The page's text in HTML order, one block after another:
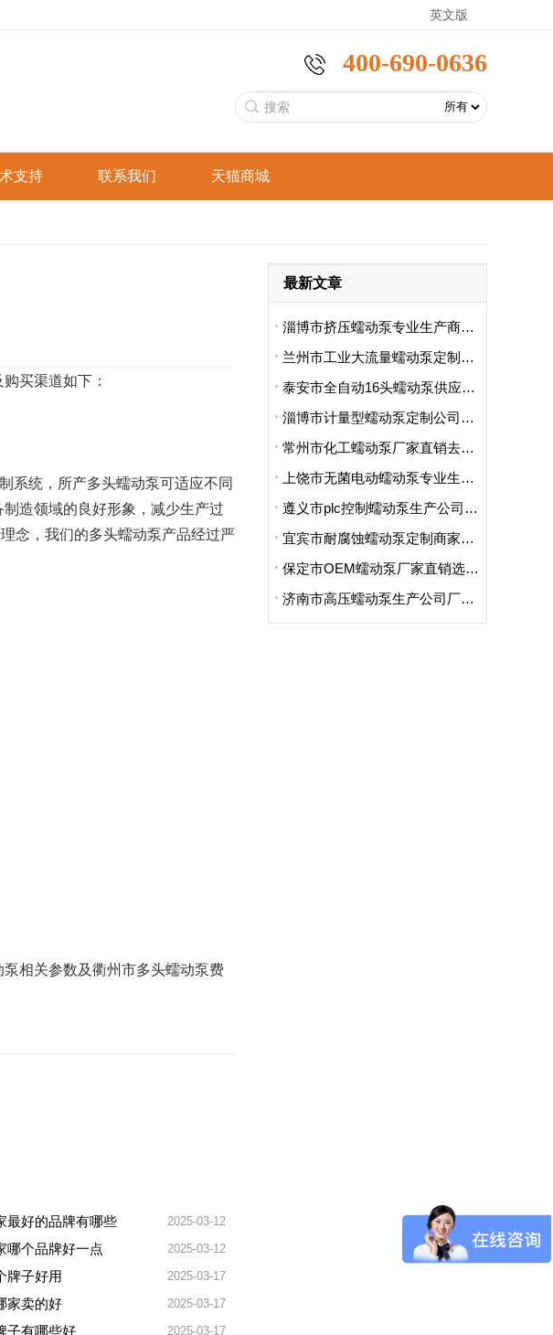
英文版
400-690-0636
标准型蠕动泵
支持 联系我们 天猫商城
买渠道如下：
系统，所产多头蠕动泵可适应不同
造领域的良好形象，减少生产过
念，我们的多头蠕动泵产品经过严
相关参数及衢州市多头蠕动泵费
2025-03-12
最好的品牌有哪些
2025-03-12
哪个品牌好一点
2025-03-17
牌子好用
2025-03-17
家卖的好
2025-03-17
子有哪些好
最新文章
淄博市挤压蠕动泵专业生产商哪里卖的好用啊
兰州市工业大流量蠕动泵定制厂哪家便宜
泰安市全自动16头蠕动泵供应商排名前十有哪些
淄博市计量型蠕动泵定制公司哪家便宜
常州市化工蠕动泵厂家直销去哪家买的好
上饶市无菌电动蠕动泵专业生产厂家哪里卖的好点呢
遵义市plc控制蠕动泵生产公司地址在哪里
宜宾市耐腐蚀蠕动泵定制商家哪家好用又实惠
保定市OEM蠕动泵厂家直销选哪家
济南市高压蠕动泵生产公司厂址在哪里啊